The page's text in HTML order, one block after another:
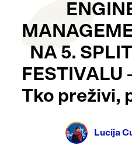
NA 5.
FESTIVALU
Tko preživi,
Lucija